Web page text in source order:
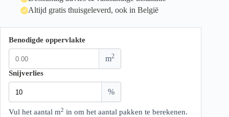
Altijd gratis thuisgeleverd, ook in België
Benodigde oppervlakte
m2
Snijverlies
%
Vul het aantal m2 in om het aantal pakken te berekenen.